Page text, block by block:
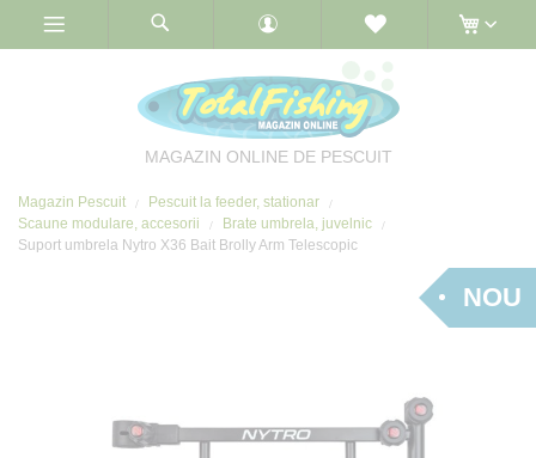
MAGAZIN ONLINE DE PESCUIT
Magazin Pescuit
Pescuit la feeder, stationar
Scaune modulare, accesorii
Brate umbrela, juvelnic
Suport umbrela Nytro X36 Bait Brolly Arm Telescopic
NOU